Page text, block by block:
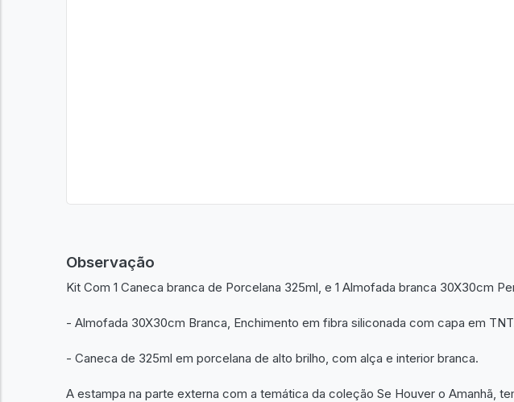
Observação
Kit Com 1 Caneca branca de Porcelana 325ml, e 1 Almofada branca 30X30cm
- Almofada 30X30cm Branca, Enchimento em fibra siliconada com capa em
- Caneca de 325ml em porcelana de alto brilho, com alça e interior branca.
A estampa na parte externa com a temática da coleção Se Houver o Amanhã,